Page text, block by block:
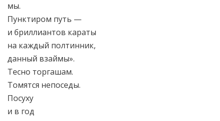
мы.
Пунктиром путь —
и бриллиантов караты
на каждый полтинник,
данный взаймы».
Тесно торгашам.
Томятся непоседы.
Посуху
и в год